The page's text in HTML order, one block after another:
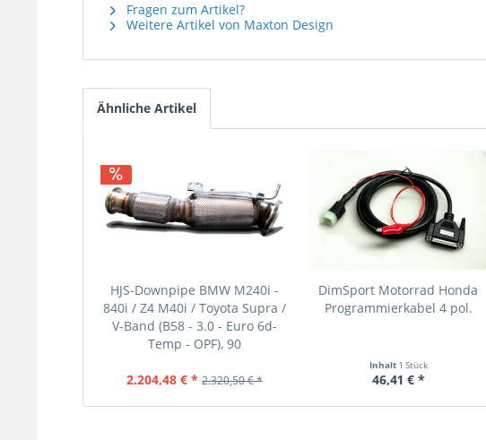
Fragen zum Artikel?
Weitere Artikel von Maxton Design
Ähnliche Artikel
HJS-Downpipe BMW M240i -
840i / Z4 M40i / Toyota Supra /
V-Band (B58 - 3.0 - Euro 6d-
Temp - OPF), 90
2.204,48 € * 2.320,50 € *
DimSport Motorrad Honda
Programmierkabel 4 pol.
Inhalt 1 Stück
46,41 € *